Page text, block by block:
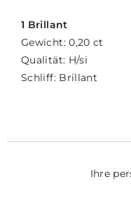
1 Brillant
Gewicht: 0,20 ct
Qualität: H/si
Schliff: Brillant
Ihre